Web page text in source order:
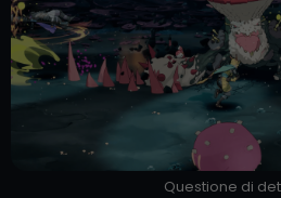
Questione di